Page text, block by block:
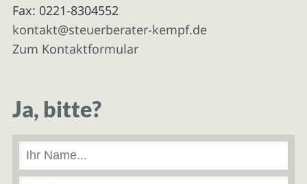
Fax: 0221-8304552
kontakt@steuerberater-kempf.de
Zum Kontaktformular
Ja, bitte?